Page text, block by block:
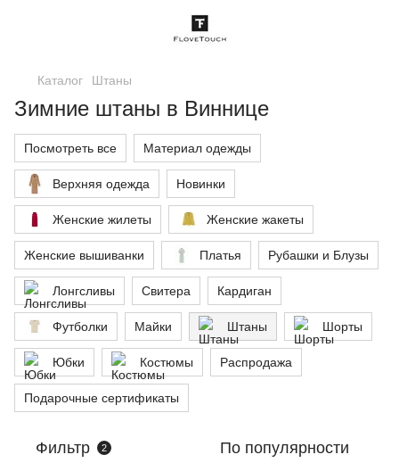
Каталог Штаны
Зимние штаны в Виннице
Посмотреть все Материал одежды
Верхняя одежда Новинки
Женские жилеты Женские жакеты
Женские вышиванки Платья Рубашки и Блузы
Лонгсливы Свитера Кардиган
Футболки Майки Штаны Шорты
Юбки Костюмы Распродажа
Подарочные сертификаты
Фильтр 2 По популярности